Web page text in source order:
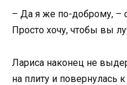
– Да я же по-доброму, –
Просто хочу, чтобы вы
Лариса наконец не
на плиту и повернулась